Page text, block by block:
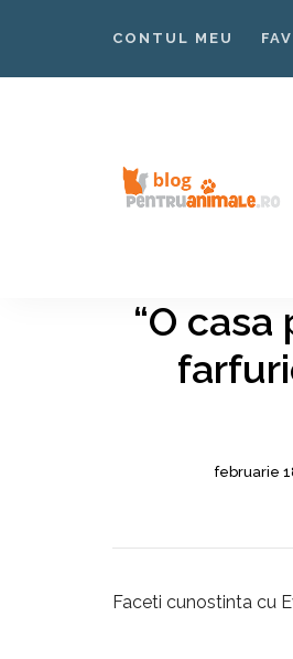
CONTUL MEU
Nutritie
Ingrijire
“O
februarie
Faceti cunostinta cu